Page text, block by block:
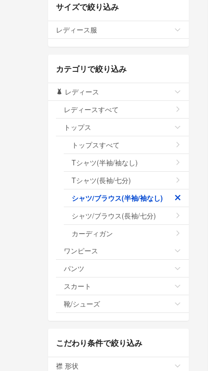
サイズで絞り込み
レディース服
カテゴリで絞り込み
レディース
レディースすべて
トップス
トップスすべて
Tシャツ(半袖/袖なし)
Tシャツ(長袖/七分)
シャツ/ブラウス(半袖/袖なし)
シャツ/ブラウス(長袖/七分)
カーディガン
ワンピース
パンツ
スカート
靴/シューズ
こだわり条件で絞り込み
襟 形状